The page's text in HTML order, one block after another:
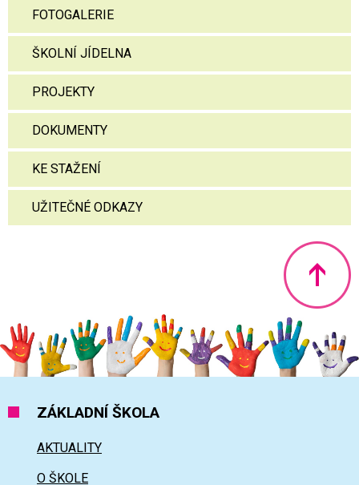
FOTOGALERIE
ŠKOLNÍ JÍDELNA
PROJEKTY
DOKUMENTY
KE STAŽENÍ
UŽITEČNÉ ODKAZY
Nahoru
ZÁKLADNÍ ŠKOLA
AKTUALITY
O ŠKOLE